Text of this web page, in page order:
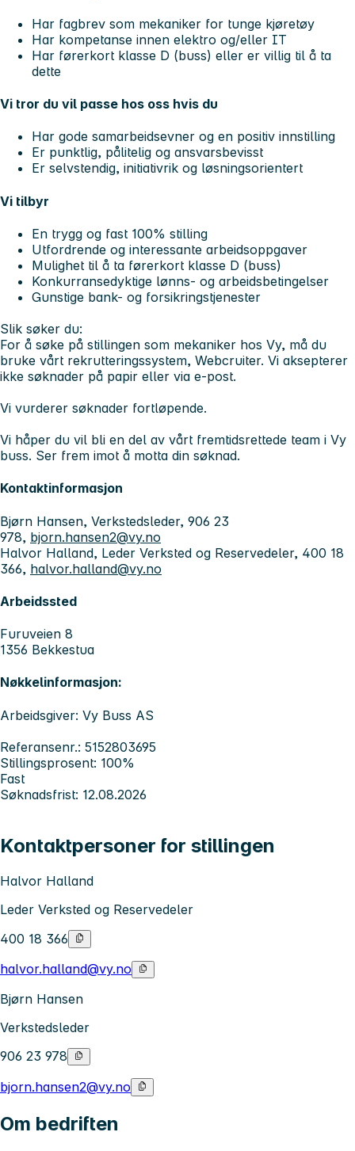
Har fagbrev som mekaniker for tunge kjøretøy
Har kompetanse innen elektro og/eller IT
Har førerkort klasse D (buss) eller er villig til å ta
dette
Vi tror du vil passe hos oss hvis du
Har gode samarbeidsevner og en positiv innstilling
Er punktlig, pålitelig og ansvarsbevisst
Er selvstendig, initiativrik og løsningsorientert
Vi tilbyr
En trygg og fast 100% stilling
Utfordrende og interessante arbeidsoppgaver
Mulighet til å ta førerkort klasse D (buss)
Konkurransedyktige lønns- og arbeidsbetingelser
Gunstige bank- og forsikringstjenester
Slik søker du:
For å søke på stillingen som mekaniker hos Vy, må du
bruke vårt rekrutteringssystem, Webcruiter. Vi aksepterer
ikke søknader på papir eller via e-post.
Vi vurderer søknader fortløpende.
Vi håper du vil bli en del av vårt fremtidsrettede team i Vy
buss. Ser frem imot å motta din søknad.
Kontaktinformasjon
Bjørn Hansen, Verkstedsleder, 906 23
978, bjorn.hansen2@vy.no
Halvor Halland, Leder Verksted og Reservedeler, 400 18
366, halvor.halland@vy.no
Arbeidssted
Furuveien 8
1356 Bekkestua
Nøkkelinformasjon:
Arbeidsgiver: Vy Buss AS
Referansenr.: 5152803695
Stillingsprosent: 100%
Fast
Søknadsfrist: 12.08.2026
Kontaktpersoner for stillingen
Halvor Halland
Leder Verksted og Reservedeler
400 18 366
halvor.halland@vy.no
Bjørn Hansen
Verkstedsleder
906 23 978
bjorn.hansen2@vy.no
Om bedriften